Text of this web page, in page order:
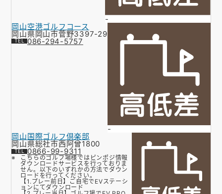
-
岡山空港ゴルフコース
岡山県岡山市菅野3397-29
086-294-5757
-
岡山国際ゴルフ倶楽部
岡山県総社市西阿曾1800
0866-99-9311
こちらのゴルフ場様ではピンポジ情報
ダウンロードサービスを行っておりま
せん。以下のいずれかの方法でダウン
ロードを行ってください。
【1.プレー前日】ご自宅でEVステーシ
ョンにてダウンロード